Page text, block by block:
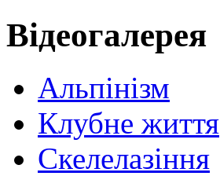
Відеогалерея
Альпінізм
Клубне життя
Скелелазіння